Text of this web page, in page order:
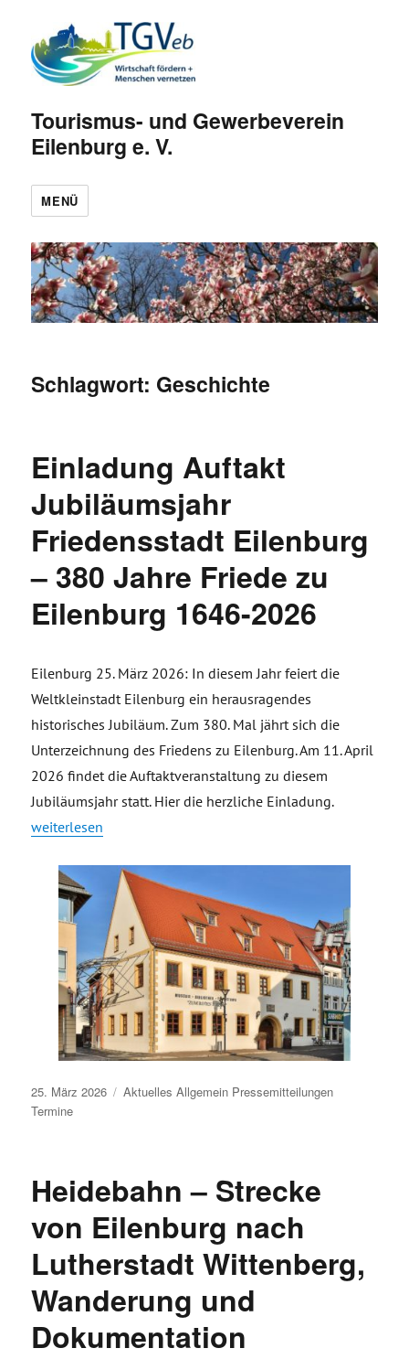
Tourismus- und Gewerbeverein
Eilenburg e. V.
MENÜ
Schlagwort: Geschichte
Einladung Auftakt
Jubiläumsjahr
Friedensstadt Eilenburg
– 380 Jahre Friede zu
Eilenburg 1646-2026
Eilenburg 25. März 2026: In diesem Jahr feiert die
Weltkleinstadt Eilenburg ein herausragendes
historisches Jubiläum. Zum 380. Mal jährt sich die
Unterzeichnung des Friedens zu Eilenburg. Am 11. April
2026 findet die Auftaktveranstaltung zu diesem
Jubiläumsjahr statt. Hier die herzliche Einladung.
„Einladung Auftakt Jubiläumsjahr Friedensstadt Eilenburg
weiterlesen
Veröffentlicht
am
25. März 2026 Aktuelles Allgemein Pressemitteilungen
Termine
Heidebahn – Strecke
von Eilenburg nach
Lutherstadt Wittenberg,
Wanderung und
Dokumentation